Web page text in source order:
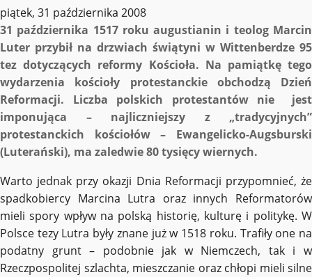
piątek, 31 października 2008
31 października 1517 roku augustianin i teolog Marcin
Luter przybił na drzwiach świątyni w Wittenberdze 95
tez dotyczących reformy Kościoła. Na pamiątkę tego
wydarzenia kościoły protestanckie obchodzą Dzień
Reformacji. Liczba polskich protestantów nie jest
imponująca – najliczniejszy z „tradycyjnych”
protestanckich kościołów – Ewangelicko-Augsburski
(Luterański), ma zaledwie 80 tysięcy wiernych.
Warto jednak przy okazji Dnia Reformacji przypomnieć, że
spadkobiercy Marcina Lutra oraz innych Reformatorów
mieli spory wpływ na polską historię, kulturę i politykę. W
Polsce tezy Lutra były znane już w 1518 roku. Trafiły one na
podatny grunt – podobnie jak w Niemczech, tak i w
Rzeczpospolitej szlachta, mieszczanie oraz chłopi mieli silne